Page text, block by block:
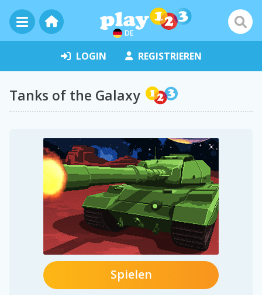
DE
LOGIN REGISTRIEREN
Tanks of the Galaxy
Spielen